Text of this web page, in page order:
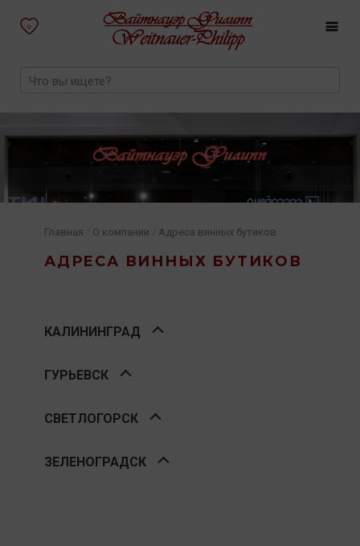
0
АДРЕСА ВИННЫХ БУТИКОВ
Главная О компании Адреса винных бутиков
КАЛИНИНГРАД
ГУРЬЕВСК
СВЕТЛОГОРСК
ЗЕЛЕНОГРАДСК